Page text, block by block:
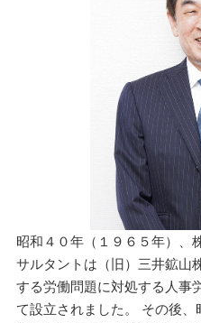
昭和４０年（１９６５年）、
サルタントは（旧）三井鉱山
する労働問題に対処する人事
て設立されました。 その後